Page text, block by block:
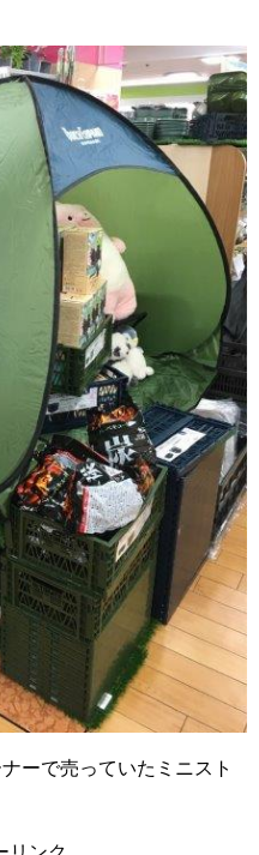
ーで売っていたミニスト